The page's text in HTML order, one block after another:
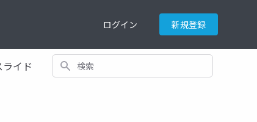
ログイン 新規登録
イド 検索